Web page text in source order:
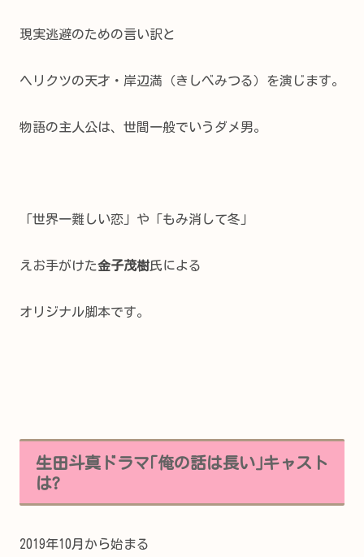
現実逃避のための言い訳と
ヘリクツの天才・岸辺満（きしべみつる）を演じます。
物語の主人公は、世間一般でいうダメ男。
「世界一難しい恋」や「もみ消して冬」
えお手がけた金子茂樹氏による
オリジナル脚本です。
生田斗真ドラマ｢俺の話は長い｣キャスト
は?
2019年10月から始まる